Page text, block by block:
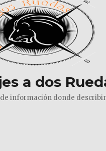
a dos
información donde